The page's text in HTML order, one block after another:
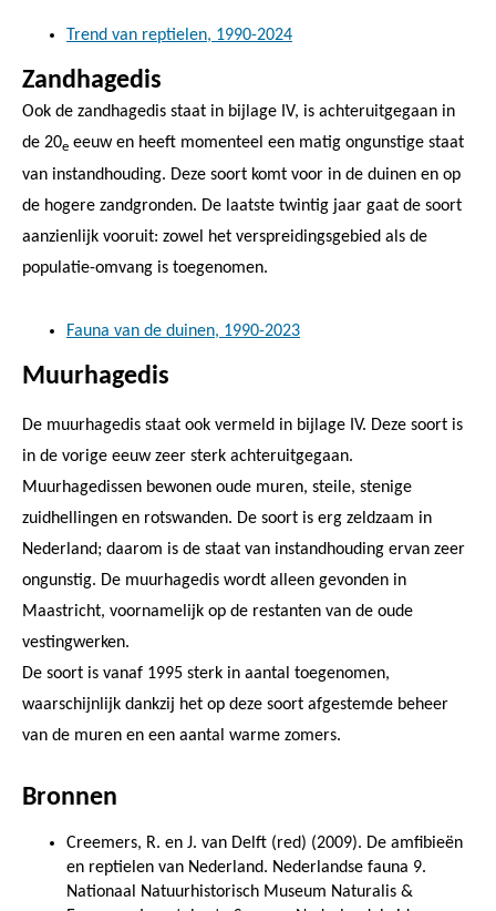
Trend van reptielen, 1990-2024
Zandhagedis
Ook de zandhagedis staat in bijlage IV, is achteruitgegaan in
de 20e eeuw en heeft momenteel een matig ongunstige staat
van instandhouding. Deze soort komt voor in de duinen en op
de hogere zandgronden. De laatste twintig jaar gaat de soort
aanzienlijk vooruit: zowel het verspreidingsgebied als de
populatie-omvang is toegenomen.
Fauna van de duinen, 1990-2023
Muurhagedis
De muurhagedis staat ook vermeld in bijlage IV. Deze soort is
in de vorige eeuw zeer sterk achteruitgegaan.
Muurhagedissen bewonen oude muren, steile, stenige
zuidhellingen en rotswanden. De soort is erg zeldzaam in
Nederland; daarom is de staat van instandhouding ervan zeer
ongunstig. De muurhagedis wordt alleen gevonden in
Maastricht, voornamelijk op de restanten van de oude
vestingwerken.
De soort is vanaf 1995 sterk in aantal toegenomen,
waarschijnlijk dankzij het op deze soort afgestemde beheer
van de muren en een aantal warme zomers.
Bronnen
Creemers, R. en J. van Delft (red) (2009). De amfibieën
en reptielen van Nederland. Nederlandse fauna 9.
Nationaal Natuurhistorisch Museum Naturalis &